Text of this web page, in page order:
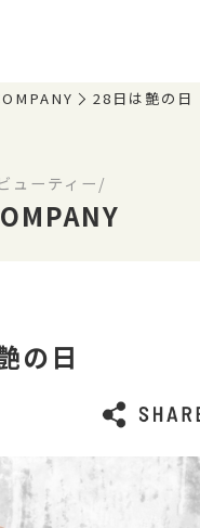
28日は艶の日
ューティー/
の日